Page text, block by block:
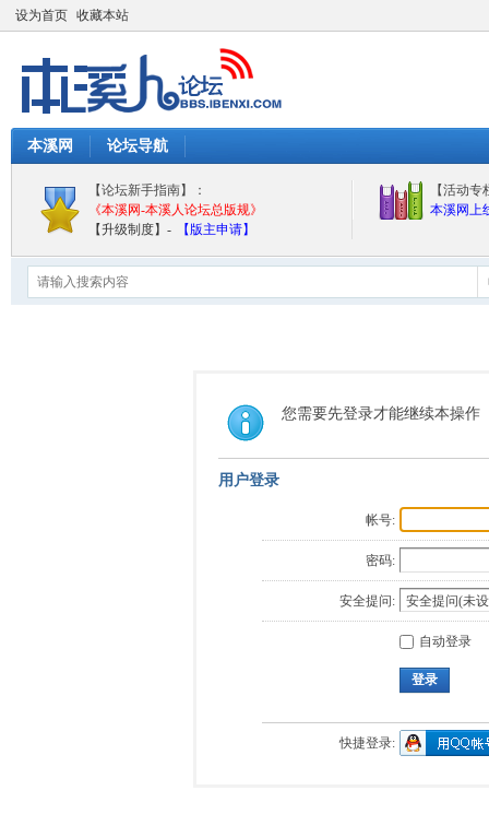
设为首页 收藏本站
本溪网 论坛导航
【论坛新手指南】：
《本溪网-本溪人论坛总版规》
【升级制度】-
【版主申请】
【活动专
本溪网上
您需要先登录才能继续本操作
用户登录
帐号:
密码:
安全提问:
自动登录
登录
快捷登录: